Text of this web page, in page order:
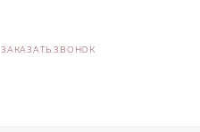
ЗАКАЗАТЬ ЗВОНОК